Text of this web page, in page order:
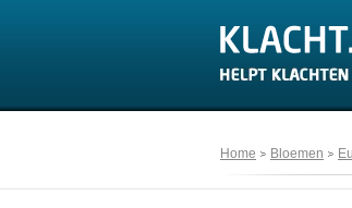
Home Bloemen